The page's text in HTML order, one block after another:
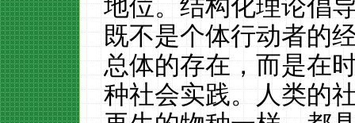
地位。结构化理论倡
既不是个体行动者的
总体的存在，而是在
种社会实践。人类的